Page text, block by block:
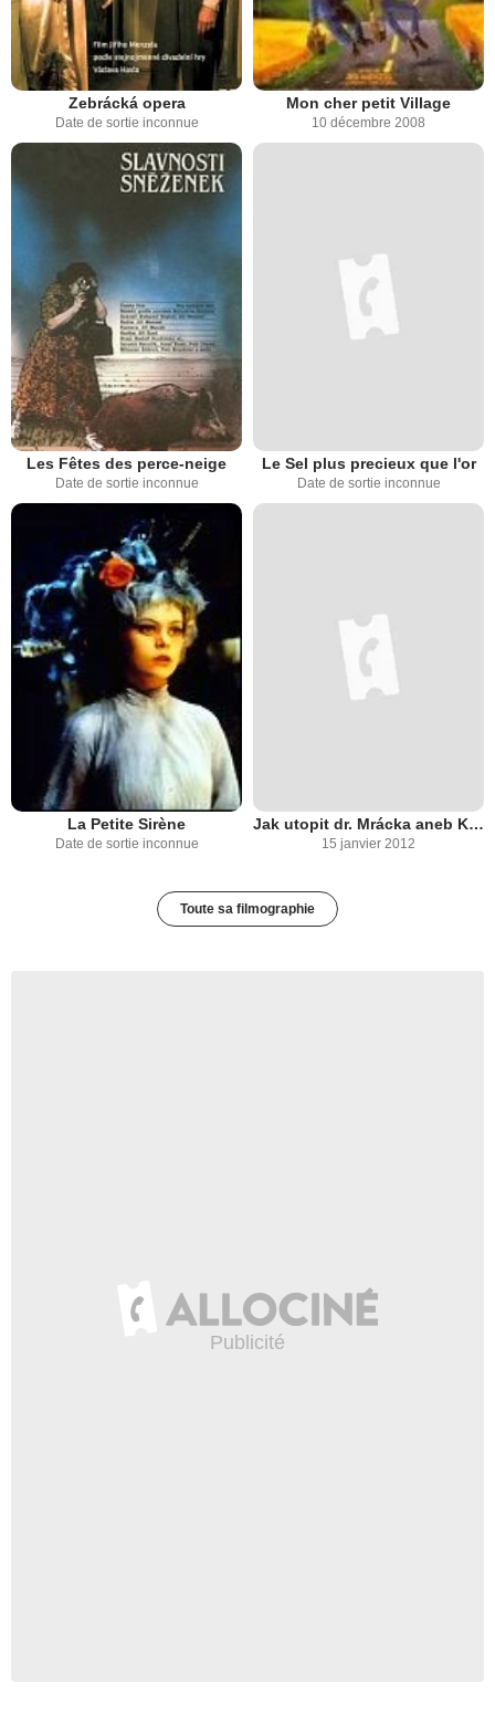
Zebrácká opera
Date de sortie inconnue
Mon cher petit Village
10 décembre 2008
Les Fêtes des perce-neige
Date de sortie inconnue
Le Sel plus precieux que l'or
Date de sortie inconnue
La Petite Sirène
Date de sortie inconnue
Jak utopit dr. Mrácka aneb Konec vodníku v Cechách
15 janvier 2012
Toute sa filmographie